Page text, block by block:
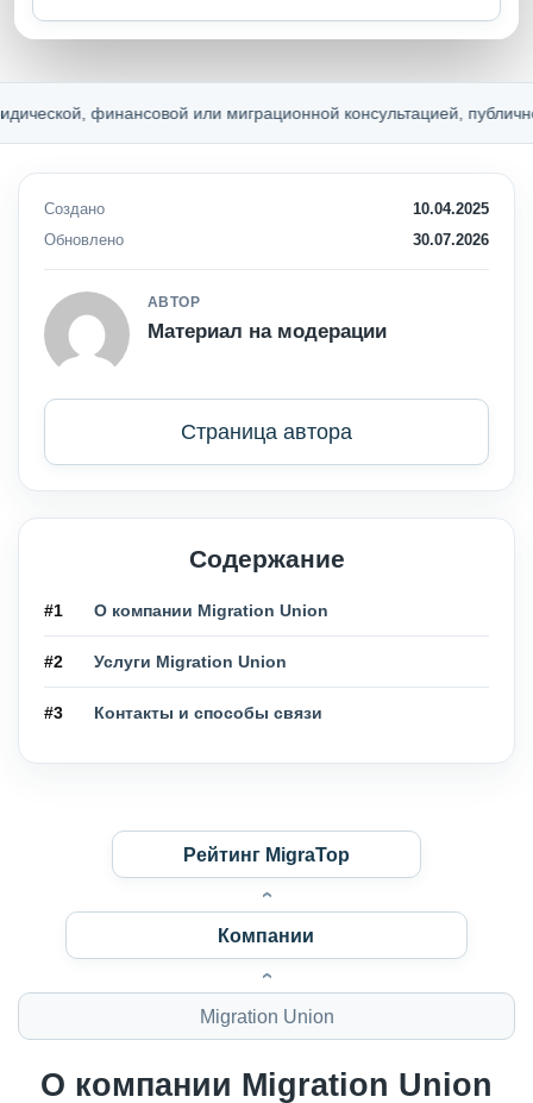
или миграционной консультацией, публичной
Создано
10.04.2025
Обновлено
30.07.2026
АВТОР
Материал на модерации
Страница автора
Содержание
#1 О компании Migration Union
#2 Услуги Migration Union
#3 Контакты и способы связи
Рейтинг MigraTop
Компании
Migration Union
О компании Migration Union